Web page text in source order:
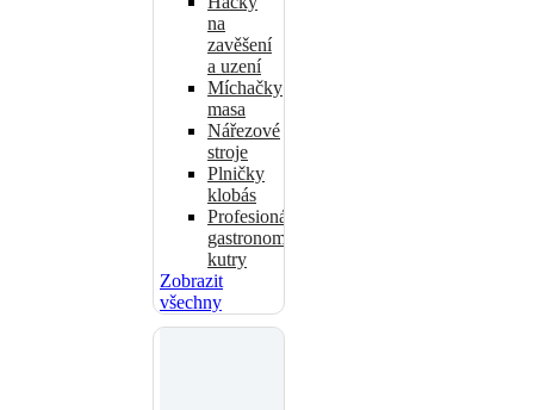
na
zavěšení
a uzení
Míchačky
masa
Nářezové
stroje
Plničky
klobás
Profesionální
gastronomické
kutry
Zobrazit
všechny